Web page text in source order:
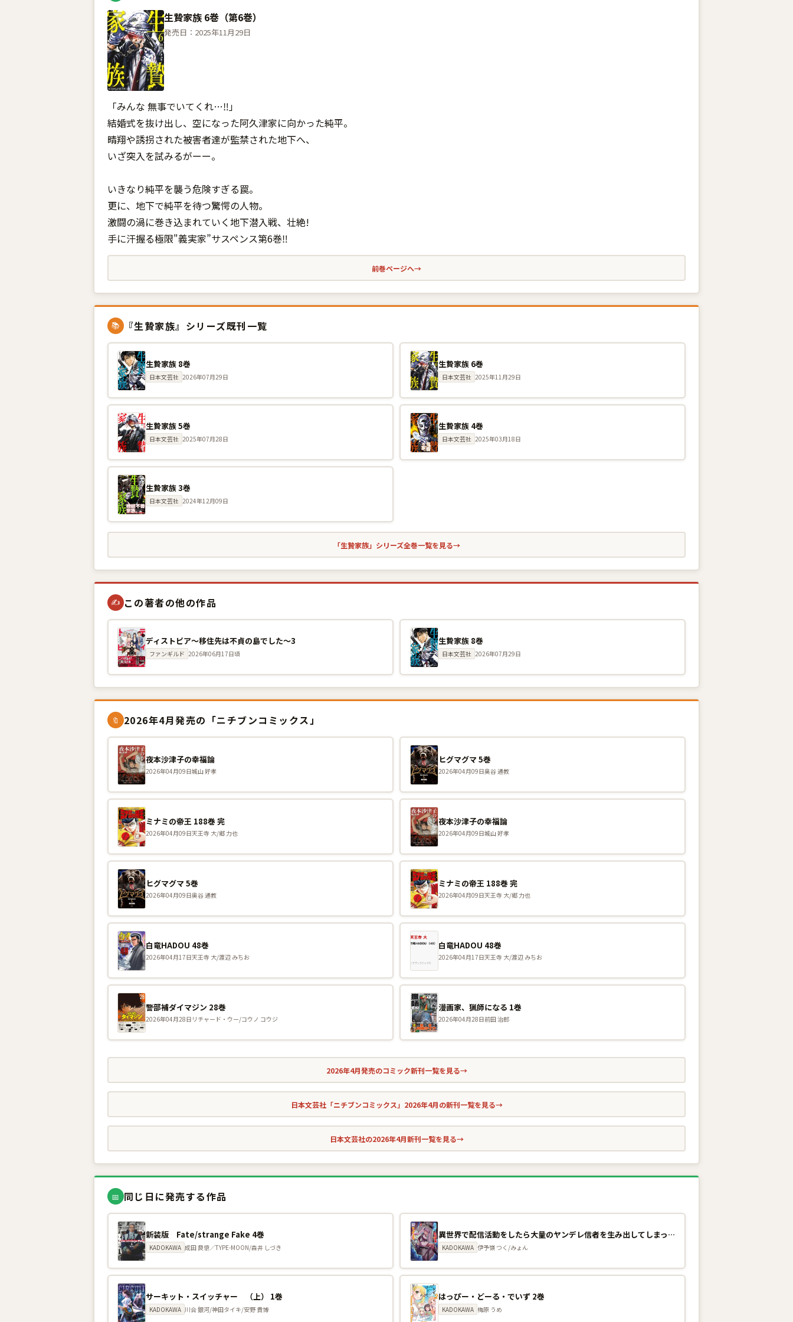
生贄家族 6巻（第6巻）
発売日：2025年11月29日
「みんな 無事でいてくれ…‼」
結婚式を抜け出し、空になった阿久津家に向かった純平。
晴翔や誘拐された被害者達が監禁された地下へ、
いざ突入を試みるがーー。
いきなり純平を襲う危険すぎる罠。
更に、地下で純平を待つ驚愕の人物。
激闘の渦に巻き込まれていく地下潜入戦、壮絶!
手に汗握る極限"義実家”サスペンス第6巻‼
前巻ページへ→
📚 『生贄家族』シリーズ既刊一覧
生贄家族 8巻
日本文芸社 2026年07月29日
生贄家族 6巻
日本文芸社 2025年11月29日
生贄家族 5巻
日本文芸社 2025年07月28日
生贄家族 4巻
日本文芸社 2025年03月18日
生贄家族 3巻
日本文芸社 2024年12月09日
「生贄家族」シリーズ全巻一覧を見る→
✍ この著者の他の作品
ディストピア〜移住先は不貞の島でした〜3
ファンギルド 2026年06月17日頃
生贄家族 8巻
日本文芸社 2026年07月29日
🔖 2026年4月発売の「ニチブンコミックス」
夜本沙津子の幸福論
2026年04月09日城山 好孝
ヒグマグマ 5巻
2026年04月09日奥谷 通教
ミナミの帝王 188巻 完
2026年04月09日天王寺 大/郷 力也
夜本沙津子の幸福論
2026年04月09日城山 好孝
ヒグマグマ 5巻
2026年04月09日奥谷 通教
ミナミの帝王 188巻 完
2026年04月09日天王寺 大/郷 力也
白竜HADOU 48巻
2026年04月17日天王寺 大/渡辺 みちお
白竜HADOU 48巻
2026年04月17日天王寺 大/渡辺 みちお
警部補ダイマジン 28巻
2026年04月28日 リチャード・ウー/コウノ コウジ
漫画家、猟師になる 1巻
2026年04月28日前田 治郎
2026年4月発売のコミック新刊一覧を見る→
日本文芸社「ニチブンコミックス」2026年4月の新刊一覧を見る→
日本文芸社の2026年4月新刊一覧を見る→
📅 同じ日に発売する作品
新装版 Fate/strange Fake 4巻
KADOKAWA 成田 良悟／TYPE-MOON/森井 しづき
異世界で配信活動をしたら大量のヤンデレ信者を生み出してしまった件 7巻
KADOKAWA 伊予嶺 つく/みょん
サーキット・スイッチャー （上） 1巻
KADOKAWA 川合 銀河/神田タイキ/安野 貴博
はっぴー・どーる・でいず 2巻
KADOKAWA 梅原 うめ